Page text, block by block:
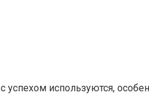
используются,